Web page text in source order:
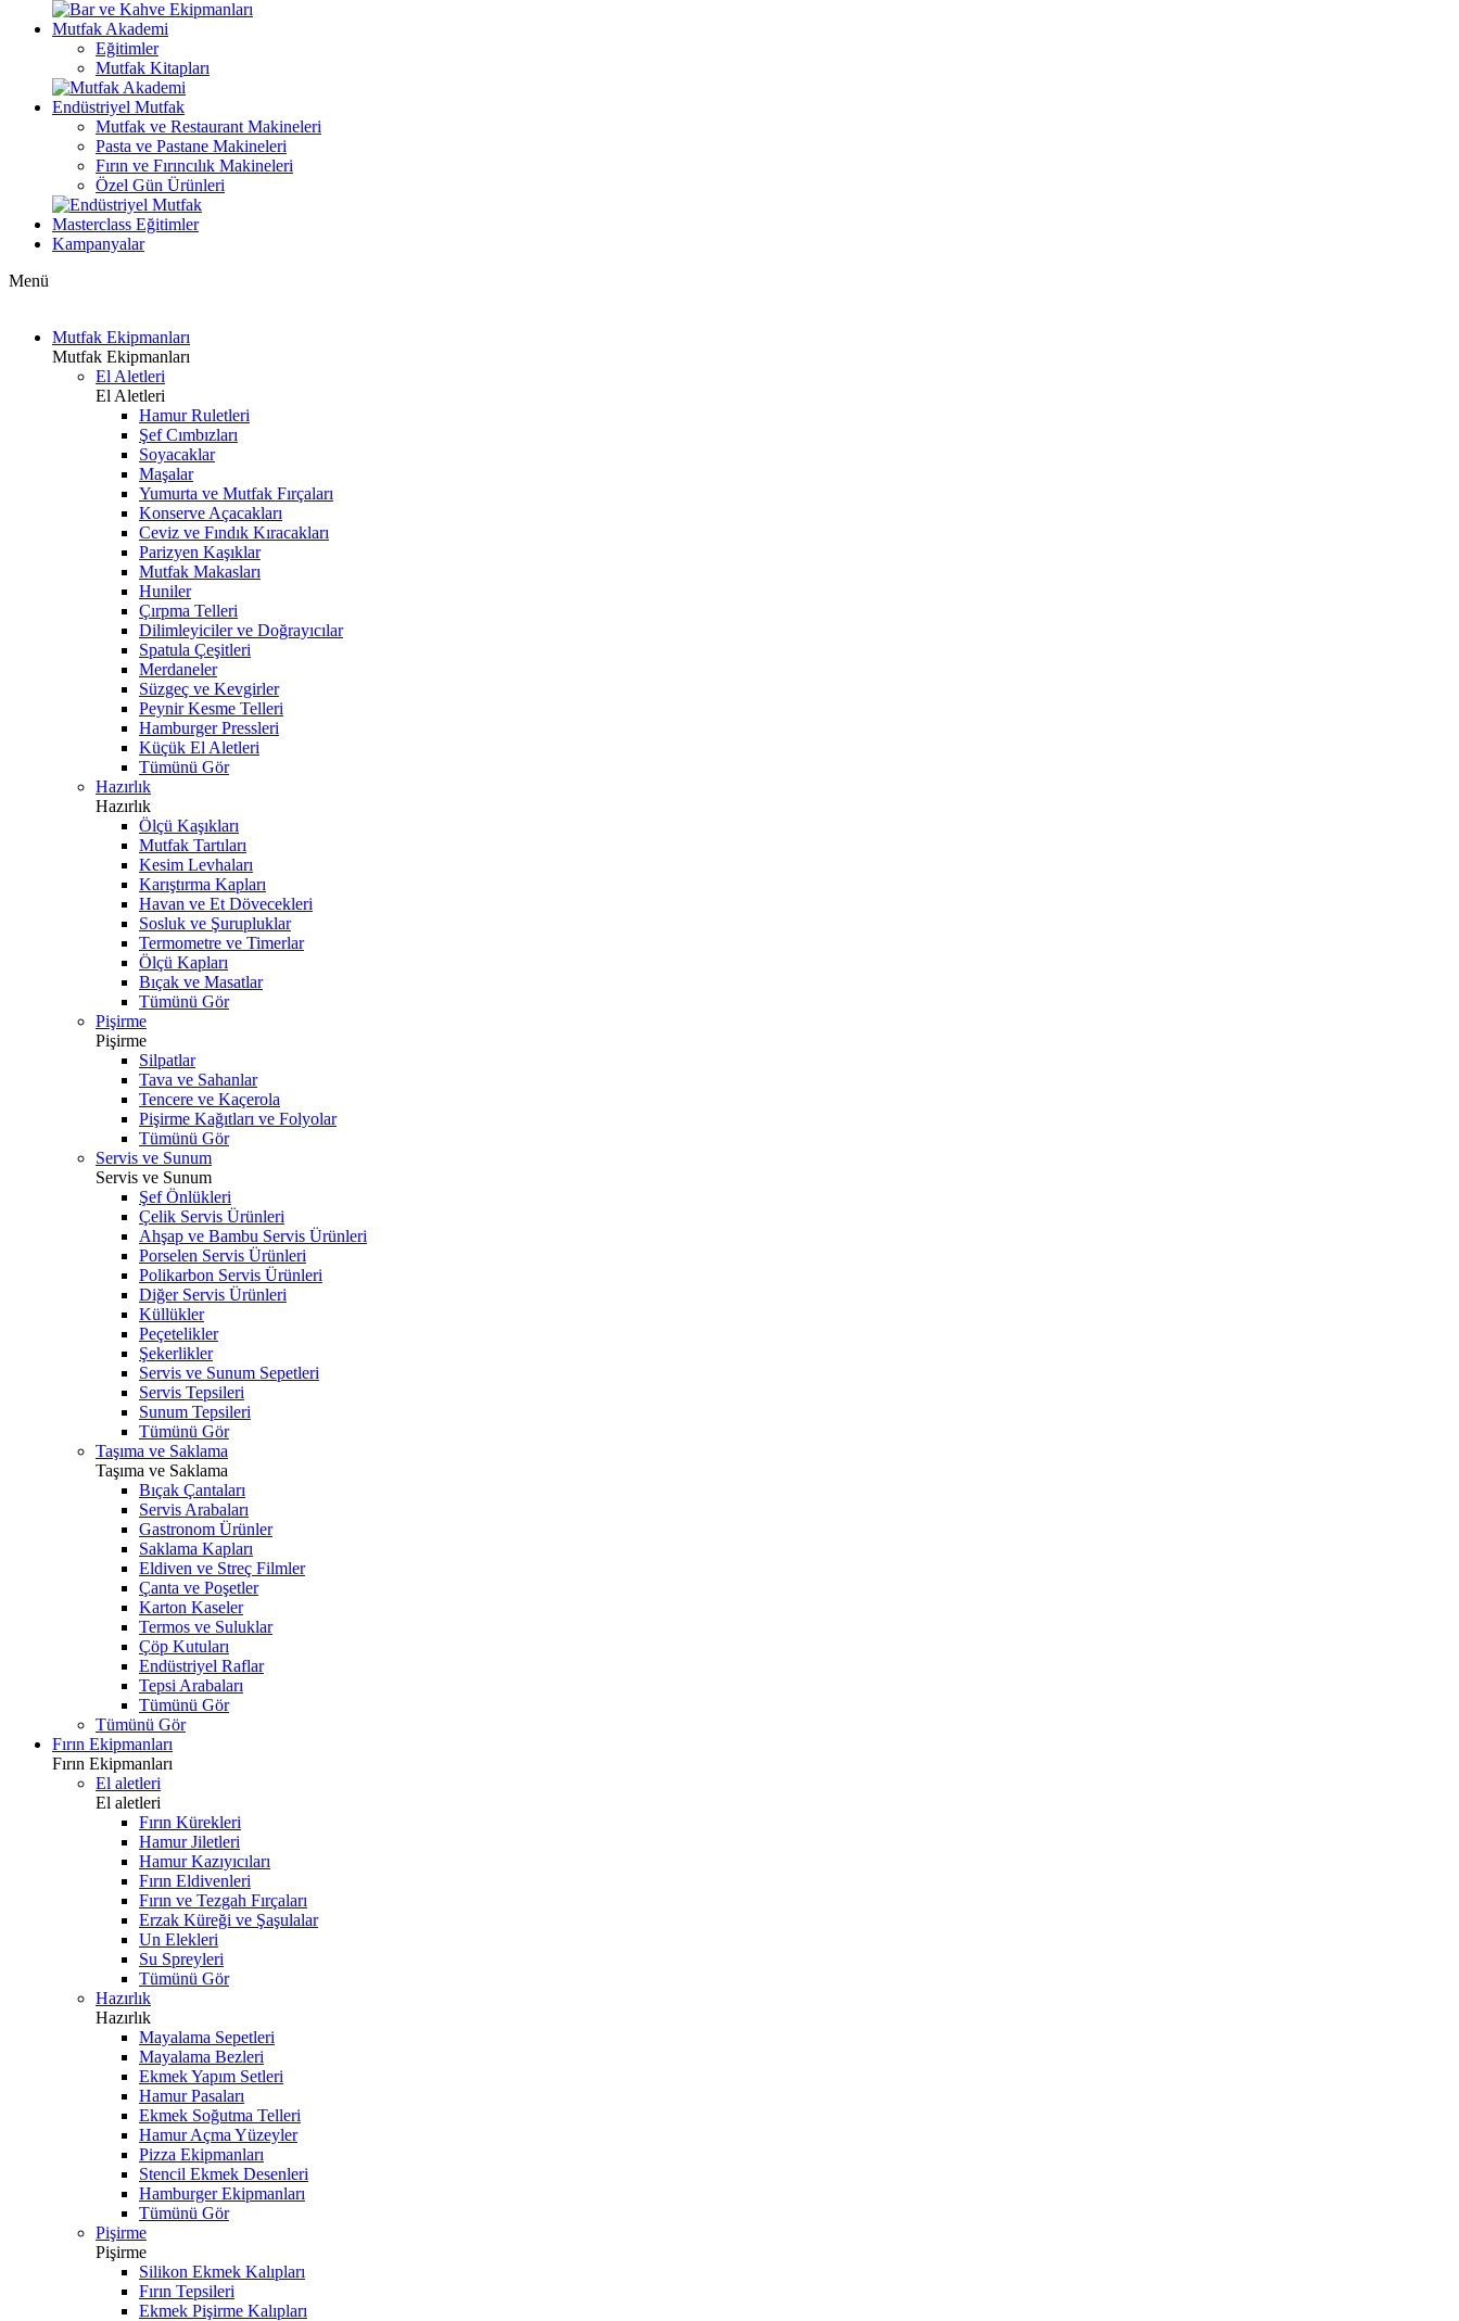
Mutfak Akademi
Eğitimler
Mutfak Kitapları
Endüstriyel Mutfak
Mutfak ve Restaurant Makineleri
Pasta ve Pastane Makineleri
Fırın ve Fırıncılık Makineleri
Özel Gün Ürünleri
Masterclass Eğitimler
Kampanyalar
Menü
Mutfak Ekipmanları
Mutfak Ekipmanları
El Aletleri
El Aletleri
Hamur Ruletleri
Şef Cımbızları
Soyacaklar
Maşalar
Yumurta ve Mutfak Fırçaları
Konserve Açacakları
Ceviz ve Fındık Kıracakları
Parizyen Kaşıklar
Mutfak Makasları
Huniler
Çırpma Telleri
Dilimleyiciler ve Doğrayıcılar
Spatula Çeşitleri
Merdaneler
Süzgeç ve Kevgirler
Peynir Kesme Telleri
Hamburger Pressleri
Küçük El Aletleri
Tümünü Gör
Hazırlık
Hazırlık
Ölçü Kaşıkları
Mutfak Tartıları
Kesim Levhaları
Karıştırma Kapları
Havan ve Et Dövecekleri
Sosluk ve Şurupluklar
Termometre ve Timerlar
Ölçü Kapları
Bıçak ve Masatlar
Tümünü Gör
Pişirme
Pişirme
Silpatlar
Tava ve Sahanlar
Tencere ve Kaçerola
Pişirme Kağıtları ve Folyolar
Tümünü Gör
Servis ve Sunum
Servis ve Sunum
Şef Önlükleri
Çelik Servis Ürünleri
Ahşap ve Bambu Servis Ürünleri
Porselen Servis Ürünleri
Polikarbon Servis Ürünleri
Diğer Servis Ürünleri
Küllükler
Peçetelikler
Şekerlikler
Servis ve Sunum Sepetleri
Servis Tepsileri
Sunum Tepsileri
Tümünü Gör
Taşıma ve Saklama
Taşıma ve Saklama
Bıçak Çantaları
Servis Arabaları
Gastronom Ürünler
Saklama Kapları
Eldiven ve Streç Filmler
Çanta ve Poşetler
Karton Kaseler
Termos ve Suluklar
Çöp Kutuları
Endüstriyel Raflar
Tepsi Arabaları
Tümünü Gör
Tümünü Gör
Fırın Ekipmanları
Fırın Ekipmanları
El aletleri
El aletleri
Fırın Kürekleri
Hamur Jiletleri
Hamur Kazıyıcıları
Fırın Eldivenleri
Fırın ve Tezgah Fırçaları
Erzak Küreği ve Şaşulalar
Un Elekleri
Su Spreyleri
Tümünü Gör
Hazırlık
Hazırlık
Mayalama Sepetleri
Mayalama Bezleri
Ekmek Yapım Setleri
Hamur Pasaları
Ekmek Soğutma Telleri
Hamur Açma Yüzeyler
Pizza Ekipmanları
Stencil Ekmek Desenleri
Hamburger Ekipmanları
Tümünü Gör
Pişirme
Pişirme
Silikon Ekmek Kalıpları
Fırın Tepsileri
Ekmek Pişirme Kalıpları